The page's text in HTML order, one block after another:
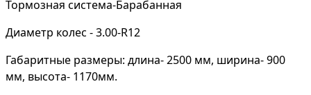
Тормозная система-Барабанная
Диаметр колес - 3.00-R12
Габаритные размеры: длина- 2500 мм, ширина- 900
мм, высота- 1170мм.